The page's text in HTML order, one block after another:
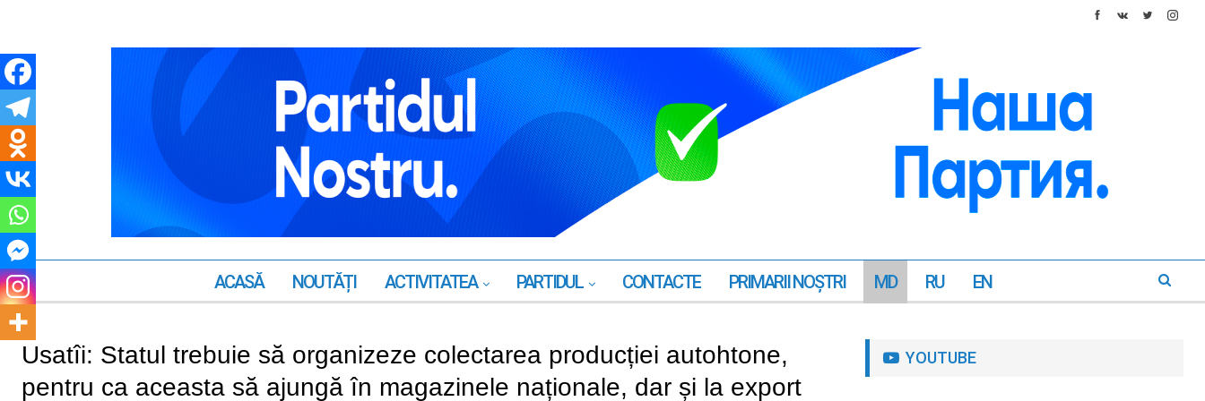
ACASĂ NOUTĂȚI ACTIVITATEA PARTIDUL CONTACTE PRIMARII NOŞTRI MD RU EN
Usatîi: Statul trebuie să organizeze colectarea producției autohtone,
pentru ca aceasta să ajungă în magazinele naționale, dar și la export
YOUTUBE